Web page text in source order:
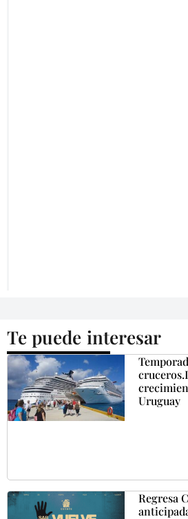
Te puede interesar
Uruguay
Regresa